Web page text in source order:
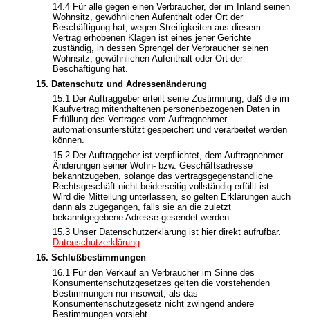
14.4 Für alle gegen einen Verbraucher, der im Inland seinen
Wohnsitz, gewöhnlichen Aufenthalt oder Ort der
Beschäftigung hat, wegen Streitigkeiten aus diesem
Vertrag erhobenen Klagen ist eines jener Gerichte
zuständig, in dessen Sprengel der Verbraucher seinen
Wohnsitz, gewöhnlichen Aufenthalt oder Ort der
Beschäftigung hat.
15. Datenschutz und Adressenänderung
15.1 Der Auftraggeber erteilt seine Zustimmung, daß die im
Kaufvertrag mitenthaltenen personenbezogenen Daten in
Erfüllung des Vertrages vom Auftragnehmer
automationsunterstützt gespeichert und verarbeitet werden
können.
15.2 Der Auftraggeber ist verpflichtet, dem Auftragnehmer
Änderungen seiner Wohn- bzw. Geschäftsadresse
bekanntzugeben, solange das vertragsgegenständliche
Rechtsgeschäft nicht beiderseitig vollständig erfüllt ist.
Wird die Mitteilung unterlassen, so gelten Erklärungen auch
dann als zugegangen, falls sie an die zuletzt
bekanntgegebene Adresse gesendet werden.
15.3 Unser Datenschutzerklärung ist hier direkt aufrufbar.
Datenschutzerklärung
16. Schlußbestimmungen
16.1 Für den Verkauf an Verbraucher im Sinne des
Konsumentenschutzgesetzes gelten die vorstehenden
Bestimmungen nur insoweit, als das
Konsumentenschutzgesetz nicht zwingend andere
Bestimmungen vorsieht.